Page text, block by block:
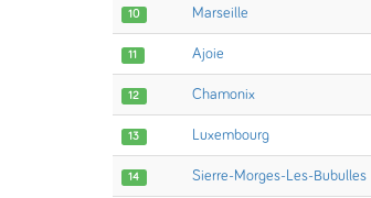
10 Marseille
11 Ajoie
12 Chamonix
13 Luxembourg
14 Sierre-Morges-Les-Bubulles